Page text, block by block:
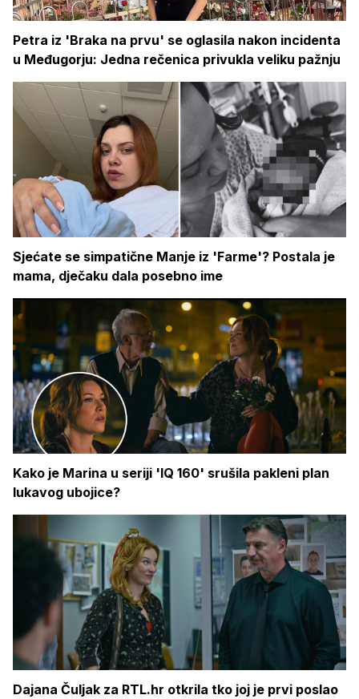
Petra iz 'Braka na prvu' se oglasila nakon incidenta
u Međugorju: Jedna rečenica privukla veliku pažnju
Sjećate se simpatične Manje iz 'Farme'? Postala je
mama, dječaku dala posebno ime
Kako je Marina u seriji 'IQ 160' srušila pakleni plan
lukavog ubojice?
Dajana Čuljak za RTL.hr otkrila tko joj je prvi poslao